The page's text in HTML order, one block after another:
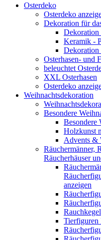
Osterdeko
Osterdeko
Dekoration für
Dekoration
Keramik -
Dekoration
Osterhasen- und
beleuchtet
XXL Osterhasen
Osterdeko
Weihnachtsdekoration
Besondere
Besondere
Holzkunst
Advents &
Räuchermänner,
Räucherhäuser
anzeigen
Rauchkegel
Tierfiguren